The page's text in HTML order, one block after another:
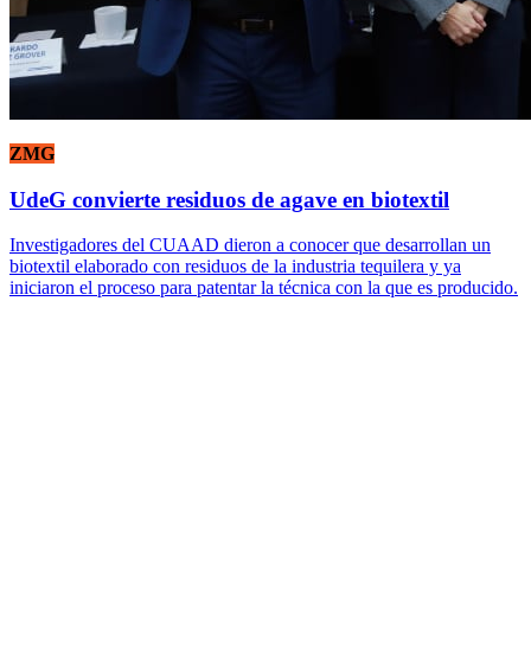
ZMG
UdeG convierte residuos de agave en biotextil
Investigadores del CUAAD dieron a conocer que desarrollan un
biotextil elaborado con residuos de la industria tequilera y ya
iniciaron el proceso para patentar la técnica con la que es producido.